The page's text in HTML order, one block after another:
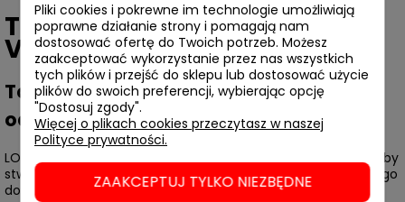
Torba LOQI • WZQ: ARMANDO
VEVE Flying Purr-ple Cat
Torba ekologiczna, materiał w 100% z
odzysku
LOQI współpracuje z artystami i artystkami z całego świata, by
stworzyć jak najbardziej oryginalne produkty. Od Murakamiego
do Malewicza. 300 najsłynniejszych dzieł sztuki
Pliki cookies i pokrewne im technologie umożliwiają
poprawne działanie strony i pomagają nam
dostosować ofertę do Twoich potrzeb. Możesz
zaakceptować wykorzystanie przez nas wszystkich
tych plików i przejść do sklepu lub dostosować użycie
plików do swoich preferencji, wybierając opcję
"Dostosuj zgody".
Więcej o plikach cookies przeczytasz w naszej
Polityce prywatności.
ZAAKCEPTUJ TYLKO NIEZBĘDNE